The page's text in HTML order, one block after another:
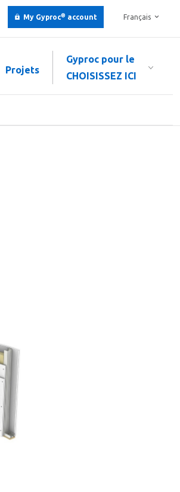
Français
My Gyproc® account
Gyproc pour le
CHOISISSEZ ICI
Projets